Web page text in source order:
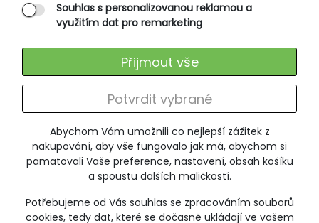
Abychom Vám umožnili co nejlepší zážitek z
nakupování, aby vše fungovalo jak má, abychom si
pamatovali Vaše preference, nastavení, obsah košíku
a spoustu dalších maličkostí.
Potřebujeme od Vás souhlas se zpracováním souborů
cookies, tedy dat, které se dočasně ukládají ve vašem
Souhlas s personalizovanou reklamou a
využitím dat pro remarketing
Potvrdit vybrané
Přijmout vše
SLUŽBY ZÁKAZNÍKŮM
Výměna zboží
ODEBÍRÁNÍ NEWSLETTERU
+420 606 673 095